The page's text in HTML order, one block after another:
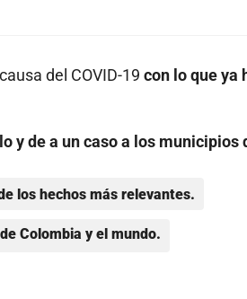
del COVID-19 con lo que ya
y de a un caso a los municipios
los hechos más relevantes.
Colombia y el mundo.